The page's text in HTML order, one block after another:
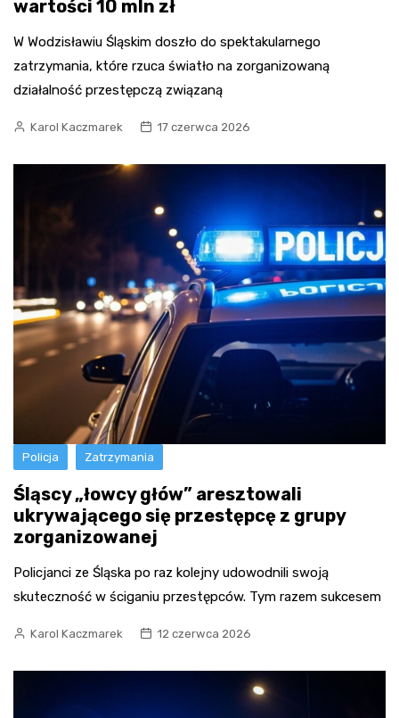
wartości 10 mln zł
W Wodzisławiu Śląskim doszło do spektakularnego
zatrzymania, które rzuca światło na zorganizowaną
działalność przestępczą związaną
Karol Kaczmarek 17 czerwca 2026
Policja Zatrzymania
Śląscy „łowcy głów” aresztowali
ukrywającego się przestępcę z grupy
zorganizowanej
Policjanci ze Śląska po raz kolejny udowodnili swoją
skuteczność w ściganiu przestępców. Tym razem sukcesem
Karol Kaczmarek 12 czerwca 2026